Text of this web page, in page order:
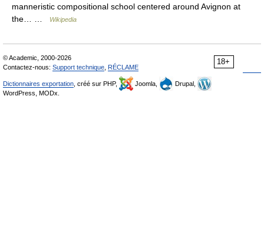
manneristic compositional school centered around Avignon at
the… …
Wikipedia
18+
© Academic, 2000-2026
Contactez-nous: Support technique RÉCLAME
Dictionnaires exportation , créé sur PHP, Joomla,
Drupal,
WordPress, MODx.